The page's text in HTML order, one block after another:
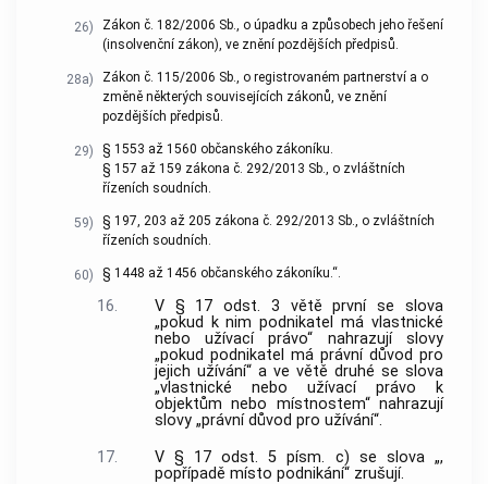
26)
Zákon č. 182/2006 Sb., o úpadku a způsobech jeho řešení
(insolvenční zákon), ve znění pozdějších předpisů.
28a)
Zákon č. 115/2006 Sb., o registrovaném partnerství a o
změně některých souvisejících zákonů, ve znění
pozdějších předpisů.
29)
§ 1553 až 1560 občanského zákoníku.
§ 157 až 159 zákona č. 292/2013 Sb., o zvláštních
řízeních soudních.
59)
§ 197, 203 až 205 zákona č. 292/2013 Sb., o zvláštních
řízeních soudních.
60) § 1448 až 1456 občanského zákoníku.“.
16.
V § 17 odst. 3 větě první se slova
„pokud k nim podnikatel má vlastnické
nebo užívací právo“ nahrazují slovy
„pokud podnikatel má právní důvod pro
jejich užívání“ a ve větě druhé se slova
„vlastnické nebo užívací právo k
objektům nebo místnostem“ nahrazují
slovy „právní důvod pro užívání“.
17.
V § 17 odst. 5 písm. c) se slova „,
popřípadě místo podnikání“ zrušují.